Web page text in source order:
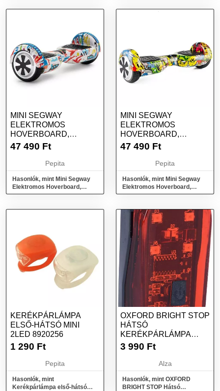
MINI SEGWAY
ELEKTROMOS
HOVERBOARD,
6,5&QUOT;, 15KM/H, 2H
47 490 Ft
Pepita
Hasonlók, mint Mini Segway
Elektromos Hoverboard,
6,5&quot;, 15km/h, 2h töltés,
MINI SEGWAY
ELEKTROMOS
HOVERBOARD,
6,5&QUOT;, 15 KM/H, 2H
47 490 Ft
Pepita
Hasonlók, mint Mini Segway
Elektromos Hoverboard,
6,5&quot;, 15 km/h, 2h töltés,
KERÉKPÁRLÁMPA
ELSŐ-HÁTSÓ MINI
2LED 8920256
1 290 Ft
Pepita
Hasonlók, mint
Kerékpárlámpa első-hátsó
OXFORD BRIGHT STOP
HÁTSÓ
KERÉKPÁRLÁMPA
(LED)
3 990 Ft
Alza
Hasonlók, mint OXFORD
BRIGHT STOP Hátsó